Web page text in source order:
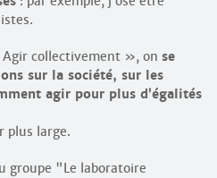
collectivement », on se
sur la société, sur les
agir pour plus d’égalités
plus large.
groupe "Le laboratoire